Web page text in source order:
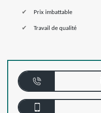
Prix imbattable
Travail de qualité